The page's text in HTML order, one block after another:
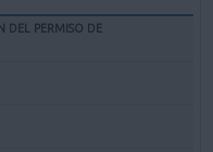
DEL PERMISO DE